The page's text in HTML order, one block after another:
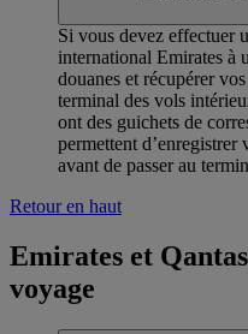
Si vous devez effectuer
international Emirates à
douanes et récupérer
terminal des vols
ont des guichets de
permettent
avant de passer au
Retour en haut
Emirates et
voyage